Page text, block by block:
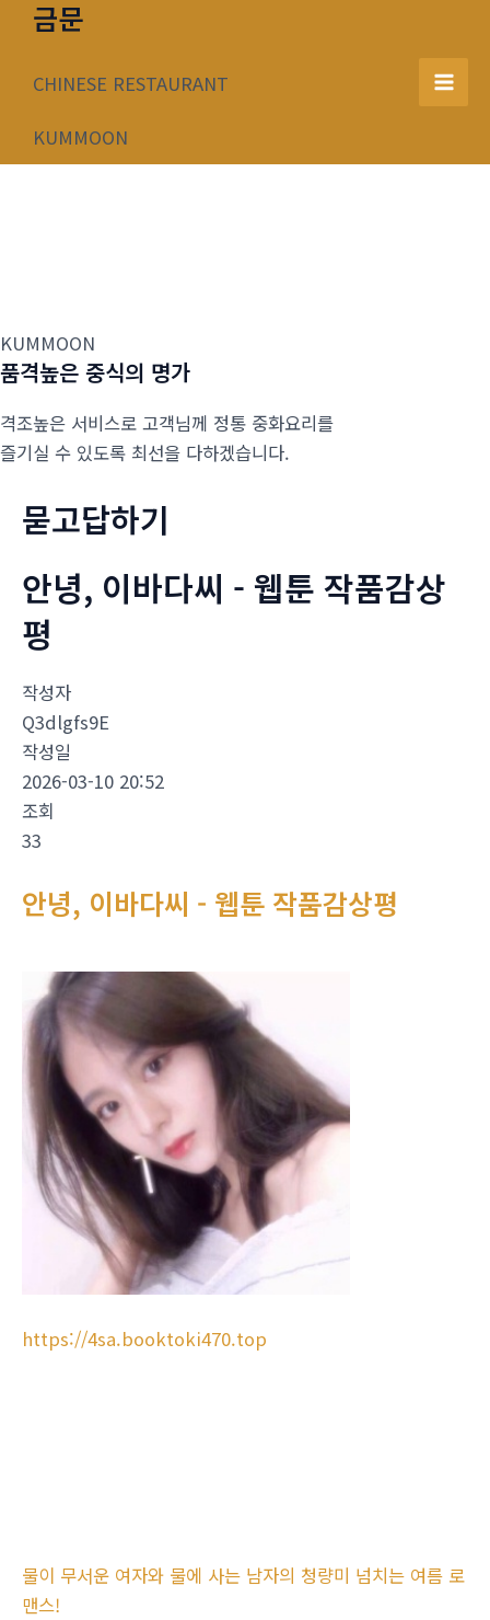
너
금문
CHINESE RESTAURANT
KUMMOON
Main
KUMMOON
품격높은 중식의 명가
격조높은 서비스로 고객님께 정통 중화요리를
즐기실 수 있도록 최선을 다하겠습니다.
묻고답하기
안녕, 이바다씨 - 웹툰 작품감상
평
작성자
Q3dlgfs9E
작성일
2026-03-10 20:52
조회
33
안녕, 이바다씨 - 웹툰 작품감상평
https://4sa.booktoki470.top
물이 무서운 여자와 물에 사는 남자의 청량미 넘치는 여름 로
맨스!